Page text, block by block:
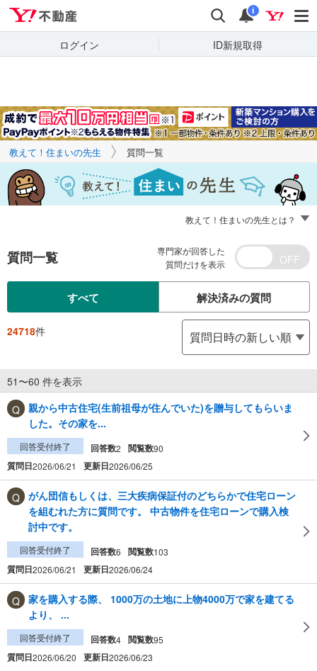
検索 通知
i
ログイン ID新規取得
キーワードで
質問を探す
教えて！住まいの先生 質問一覧
教えて！住まいの先生とは？
質問一覧
専門家が回答した
質問だけを表示
すべて 解決済みの質問
24718件
51〜60 件を表示
親から中古住宅(生前祖母が住んでいた)を贈与してもらいま
した。その家を...
回答受付終了 回答数2 閲覧数90
質問日2026/06/21 更新日2026/06/25
がん団信もしくは、三大疾病保証付のどちらかで住宅ローン
を組むれた方に質問です。 中古物件を住宅ローンで購入検
討中です。
回答受付終了 回答数6 閲覧数103
質問日2026/06/21 更新日2026/06/24
家を購入する際、 1000万の土地に上物4000万で家を建てる
より、 ...
回答受付終了 回答数4 閲覧数95
質問日2026/06/20 更新日2026/06/23